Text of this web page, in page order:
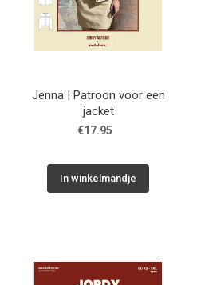
Jenna | Patroon voor een
jacket
€17.95
In winkelmandje